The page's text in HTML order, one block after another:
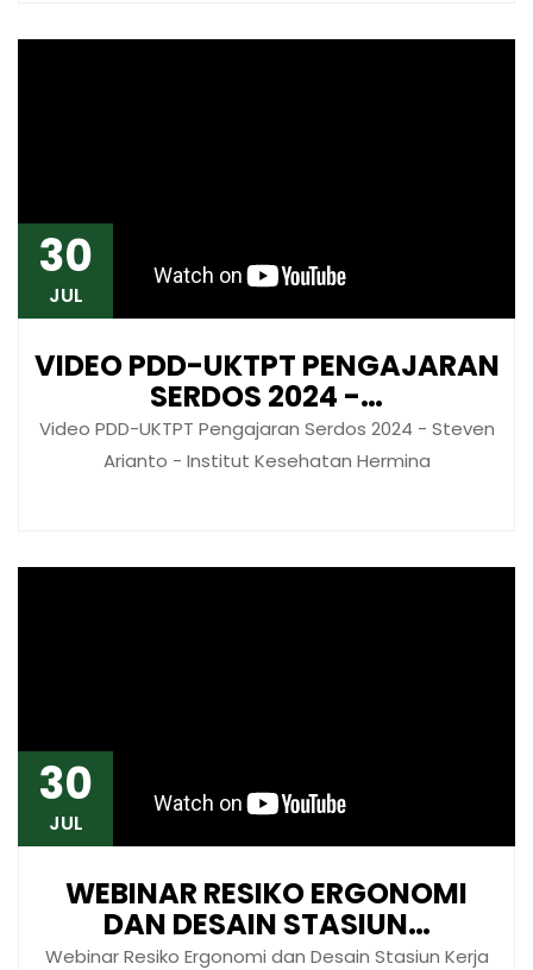
30
JUL
VIDEO PDD-UKTPT PENGAJARAN
SERDOS 2024 -…
Video PDD-UKTPT Pengajaran Serdos 2024 - Steven
Arianto - Institut Kesehatan Hermina
30
JUL
WEBINAR RESIKO ERGONOMI
DAN DESAIN STASIUN…
Webinar Resiko Ergonomi dan Desain Stasiun Kerja